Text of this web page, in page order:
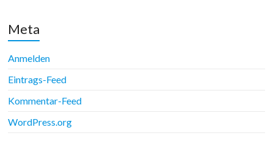
Meta
Anmelden
Eintrags-Feed
Kommentar-Feed
WordPress.org